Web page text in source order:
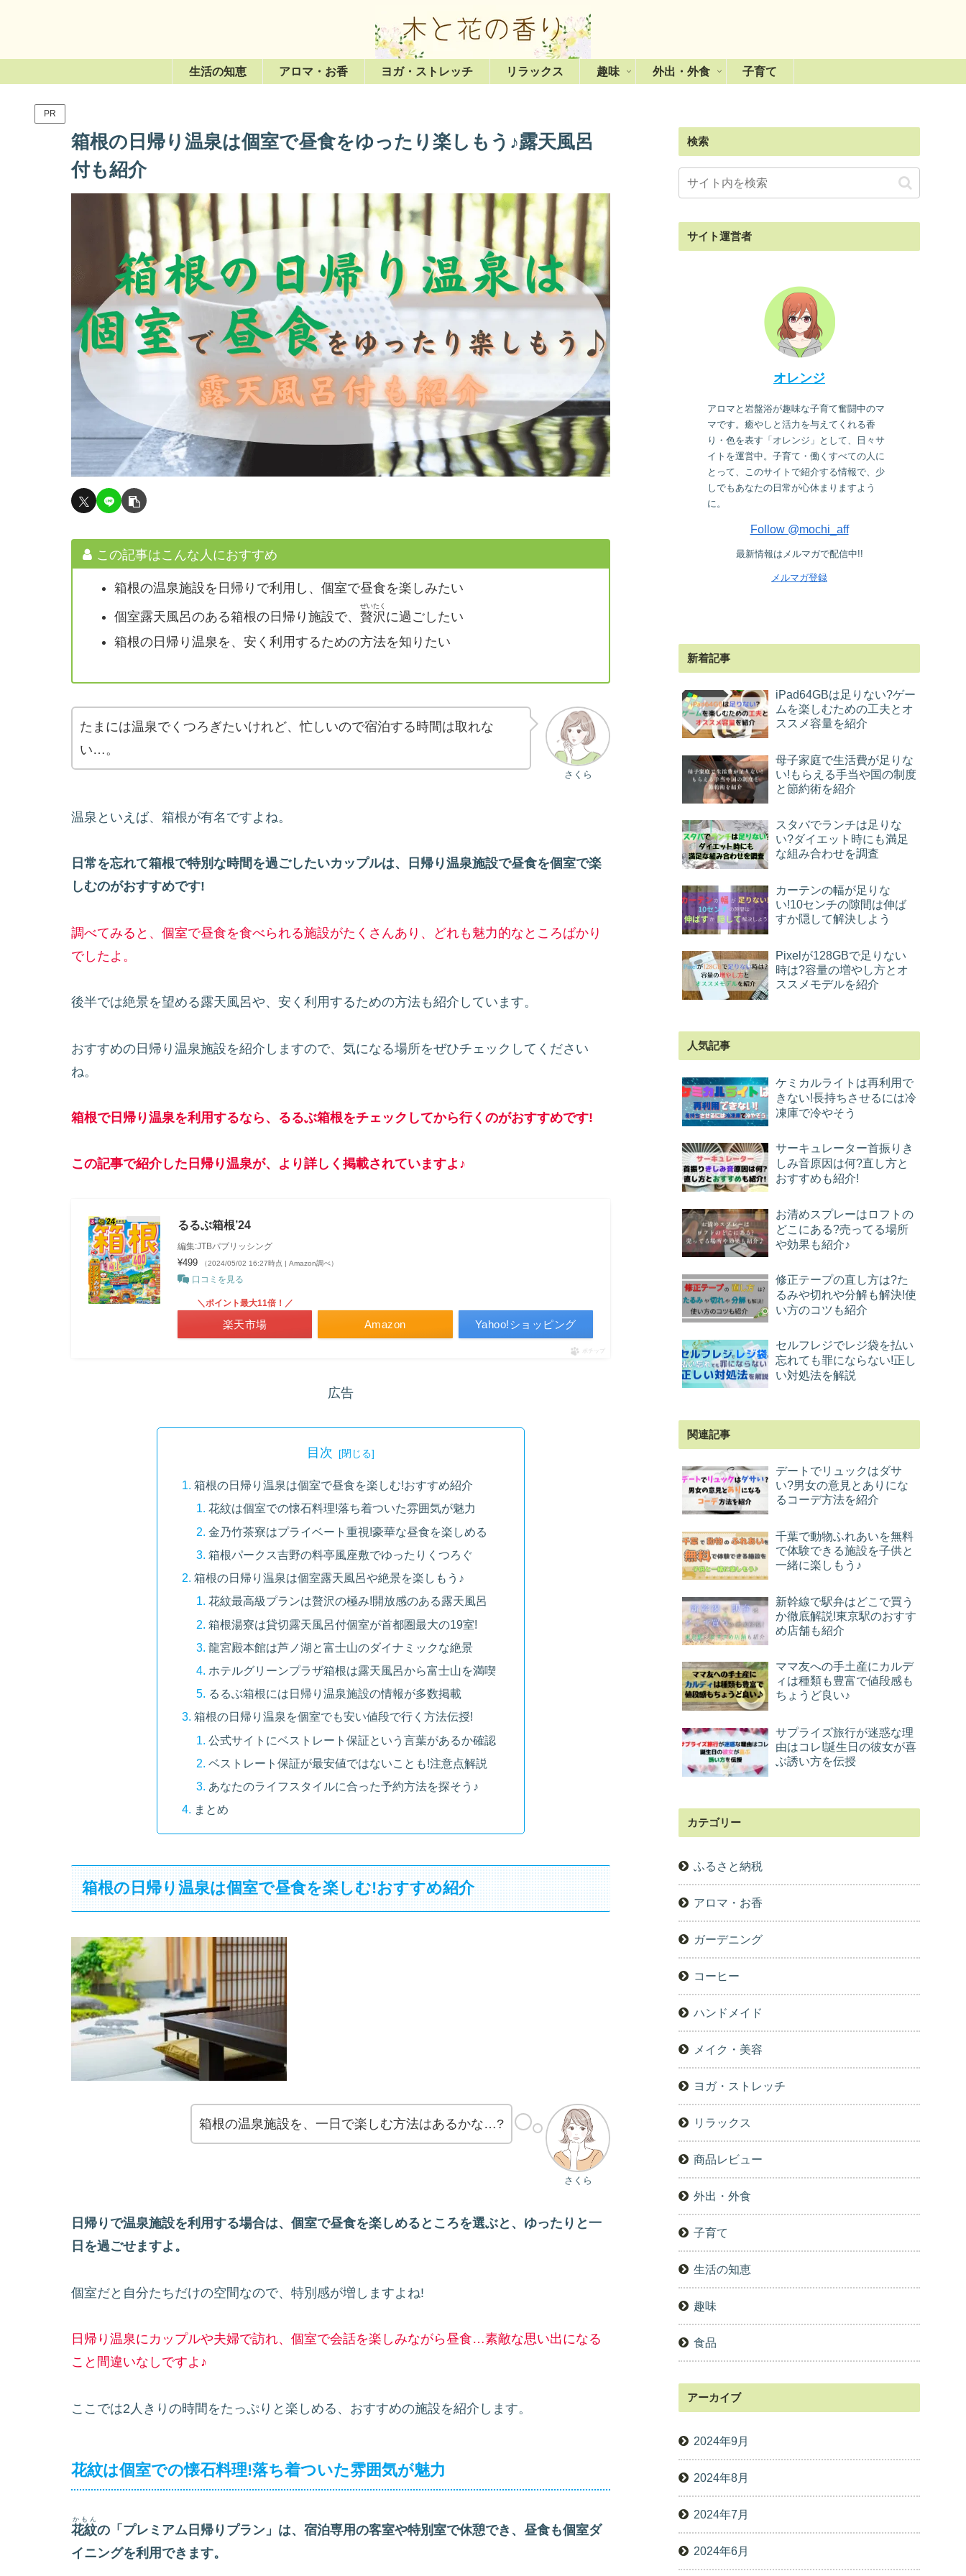
生活の知恵 アロマ・お香 ヨガ・ストレッチ リラックス 趣味 外出・外食 子育て
PR
箱根の日帰り温泉は個室で昼食をゆったり楽しもう♪露天風呂
付も紹介
この記事はこんな人におすすめ
箱根の温泉施設を日帰りで利用し、個室で昼食を楽しみたい
個室露天風呂のある箱根の日帰り施設で、 贅沢
ぜいたく
に過ごしたい
箱根の日帰り温泉を、安く利用するための方法を知りたい
さくら
たまには温泉でくつろぎたいけれど、忙しいので宿泊する時間は取れな
い…。
温泉といえば、箱根が有名ですよね。
日常を忘れて箱根で特別な時間を過ごしたいカップルは、日帰り温泉施設で昼食を個室で楽
しむのがおすすめです!
調べてみると、個室で昼食を食べられる施設がたくさんあり、どれも魅力的なところばかり
でしたよ。
後半では絶景を望める露天風呂や、安く利用するための方法も紹介しています。
おすすめの日帰り温泉施設を紹介しますので、気になる場所をぜひチェックしてください
ね。
箱根で日帰り温泉を利用するなら、るるぶ箱根をチェックしてから行くのがおすすめです!
この記事で紹介した日帰り温泉が、より詳しく掲載されていますよ♪
るるぶ箱根’24
編集:JTBパブリッシング
¥499 （2024/05/02 16:27時点 | Amazon調べ）
口コミを見る
Amazon
＼ポイント最大11倍！／
楽天市場 Yahoo!ショッピング
ポチップ
広告
目次
箱根の日帰り温泉は個室で昼食を楽しむ!おすすめ紹介
花紋は個室での懐石料理!落ち着ついた雰囲気が魅力
金乃竹茶寮はプライベート重視!豪華な昼食を楽しめる
箱根パークス吉野の料亭風座敷でゆったりくつろぐ
箱根の日帰り温泉は個室露天風呂や絶景を楽しもう♪
花紋最高級プランは贅沢の極み!開放感のある露天風呂
箱根湯寮は貸切露天風呂付個室が首都圏最大の19室!
龍宮殿本館は芦ノ湖と富士山のダイナミックな絶景
ホテルグリーンプラザ箱根は露天風呂から富士山を満喫
るるぶ箱根には日帰り温泉施設の情報が多数掲載
箱根の日帰り温泉を個室でも安い値段で行く方法伝授!
公式サイトにベストレート保証という言葉があるか確認
ベストレート保証が最安値ではないことも!注意点解説
あなたのライフスタイルに合った予約方法を探そう♪
まとめ
箱根の日帰り温泉は個室で昼食を楽しむ!おすすめ紹介
さくら
箱根の温泉施設を、一日で楽しむ方法はあるかな…?
日帰りで温泉施設を利用する場合は、個室で昼食を楽しめるところを選ぶと、ゆったりと一
日を過ごせますよ。
個室だと自分たちだけの空間なので、特別感が増しますよね!
日帰り温泉にカップルや夫婦で訪れ、個室で会話を楽しみながら昼食…素敵な思い出になる
こと間違いなしですよ♪
ここでは2人きりの時間をたっぷりと楽しめる、おすすめの施設を紹介します。
花紋は個室での懐石料理!落ち着ついた雰囲気が魅力
花紋
かもん
の「プレミアム日帰りプラン」は、宿泊専用の客室や特別室で休憩でき、昼食も個室ダ
イニングを利用できます。
検索
サイト運営者
オレンジ
アロマと岩盤浴が趣味な子育て奮闘中のマ
マです。癒やしと活力を与えてくれる香
り・色を表す「オレンジ」として、日々サ
イトを運営中。子育て・働くすべての人に
とって、このサイトで紹介する情報で、少
しでもあなたの日常が心休まりますよう
に。
Follow @mochi_aff
最新情報はメルマガで配信中!!
メルマガ登録
新着記事
iPad64GBは足りない?ゲー
ムを楽しむための工夫とオ
ススメ容量を紹介
母子家庭で生活費が足りな
い!もらえる手当や国の制度
と節約術を紹介
スタバでランチは足りな
い?ダイエット時にも満足
な組み合わせを調査
カーテンの幅が足りな
い!10センチの隙間は伸ば
すか隠して解決しよう
Pixelが128GBで足りない
時は?容量の増やし方とオ
ススメモデルを紹介
人気記事
ケミカルライトは再利用で
きない!長持ちさせるには冷
凍庫で冷やそう
サーキュレーター首振りき
しみ音原因は何?直し方と
おすすめも紹介!
お清めスプレーはロフトの
どこにある?売ってる場所
や効果も紹介♪
修正テープの直し方は?た
るみや切れや分解も解決!使
い方のコツも紹介
セルフレジでレジ袋を払い
忘れても罪にならない!正し
い対処法を解説
関連記事
デートでリュックはダサ
い?男女の意見とありにな
るコーデ方法を紹介
千葉で動物ふれあいを無料
で体験できる施設を子供と
一緒に楽しもう♪
新幹線で駅弁はどこで買う
か徹底解説!東京駅のおすす
め店舗も紹介
ママ友への手土産にカルデ
ィは種類も豊富で値段感も
ちょうど良い♪
サプライズ旅行が迷惑な理
由はコレ!誕生日の彼女が喜
ぶ誘い方を伝授
カテゴリー
ふるさと納税
アロマ・お香
ガーデニング
コーヒー
ハンドメイド
メイク・美容
ヨガ・ストレッチ
リラックス
商品レビュー
外出・外食
子育て
生活の知恵
趣味
食品
アーカイブ
2024年9月
2024年8月
2024年7月
2024年6月